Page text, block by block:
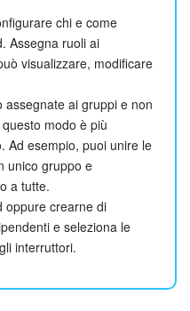
chi e come
Assegna ruoli ai
visualizzare, modificare
assegnate ai gruppi e non
modo è più
Ad esempio, puoi unire le
unico gruppo e
a tutte.
oppure crearne di
e seleziona le
interruttori.